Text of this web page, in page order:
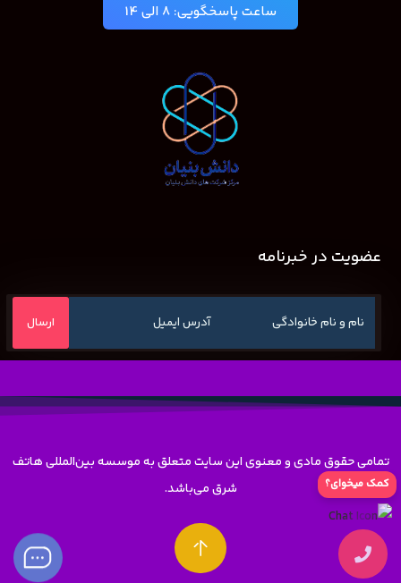
ساعت پاسخگویی: 8 الی 14
عضویت در خبرنامه
تمامی حقوق مادی و معنوی این سایت متعلق به موسسه بین‌المللی هاتف
شرق می‌باشد.
کمک میخوای؟